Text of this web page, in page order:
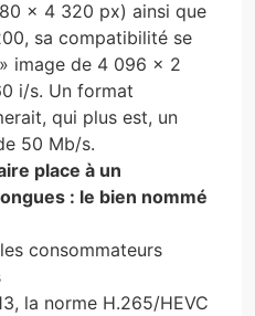
x 4 320 px) ainsi que
sa compatibilité se
image de 4 096 x 2
i/s. Un format
qui plus est, un
50 Mb/s.
place à un
: le bien nommé
consommateurs
la norme H.265/HEVC